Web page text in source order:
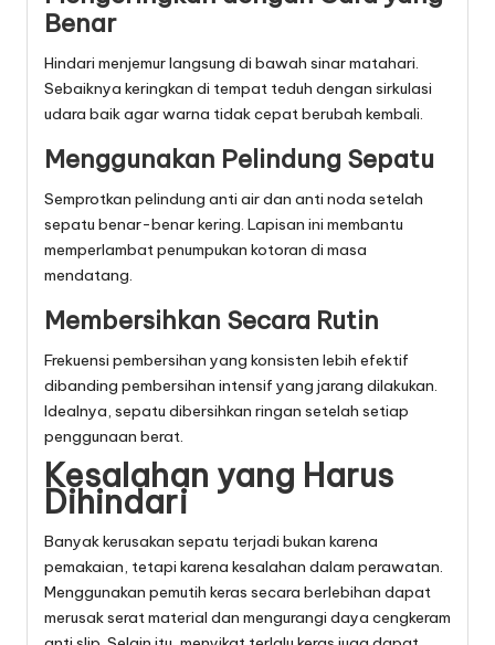
Benar
Hindari menjemur langsung di bawah sinar matahari.
Sebaiknya keringkan di tempat teduh dengan sirkulasi
udara baik agar warna tidak cepat berubah kembali.
Menggunakan Pelindung Sepatu
Semprotkan pelindung anti air dan anti noda setelah
sepatu benar-benar kering. Lapisan ini membantu
memperlambat penumpukan kotoran di masa
mendatang.
Membersihkan Secara Rutin
Frekuensi pembersihan yang konsisten lebih efektif
dibanding pembersihan intensif yang jarang dilakukan.
Idealnya, sepatu dibersihkan ringan setelah setiap
penggunaan berat.
Kesalahan yang Harus
Dihindari
Banyak kerusakan sepatu terjadi bukan karena
pemakaian, tetapi karena kesalahan dalam perawatan.
Menggunakan pemutih keras secara berlebihan dapat
merusak serat material dan mengurangi daya cengkeram